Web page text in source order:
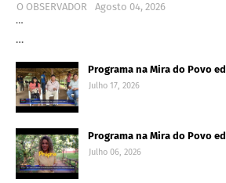
O OBSERVADOR
Agosto 04, 2026
…
…
Programa na Mira do Povo
Julho 17, 2026
Programa na Mira do Povo
Julho 06, 2026